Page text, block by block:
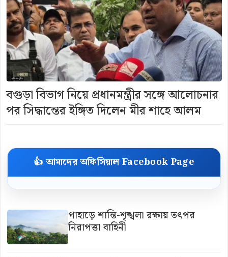
বগুড়া বিভাগ নিয়ে প্রধানমন্ত্রীর সঙ্গে আলোচনার
পর সিদ্ধান্তের ইঙ্গিত দিলেন মীর শাহে আলম
👍 আমাদের অফিসিয়াল Facebook Page
পাহাড়ে শান্তি-শৃঙ্খলা রক্ষায় তৎপর
নিরাপত্তা বাহিনী